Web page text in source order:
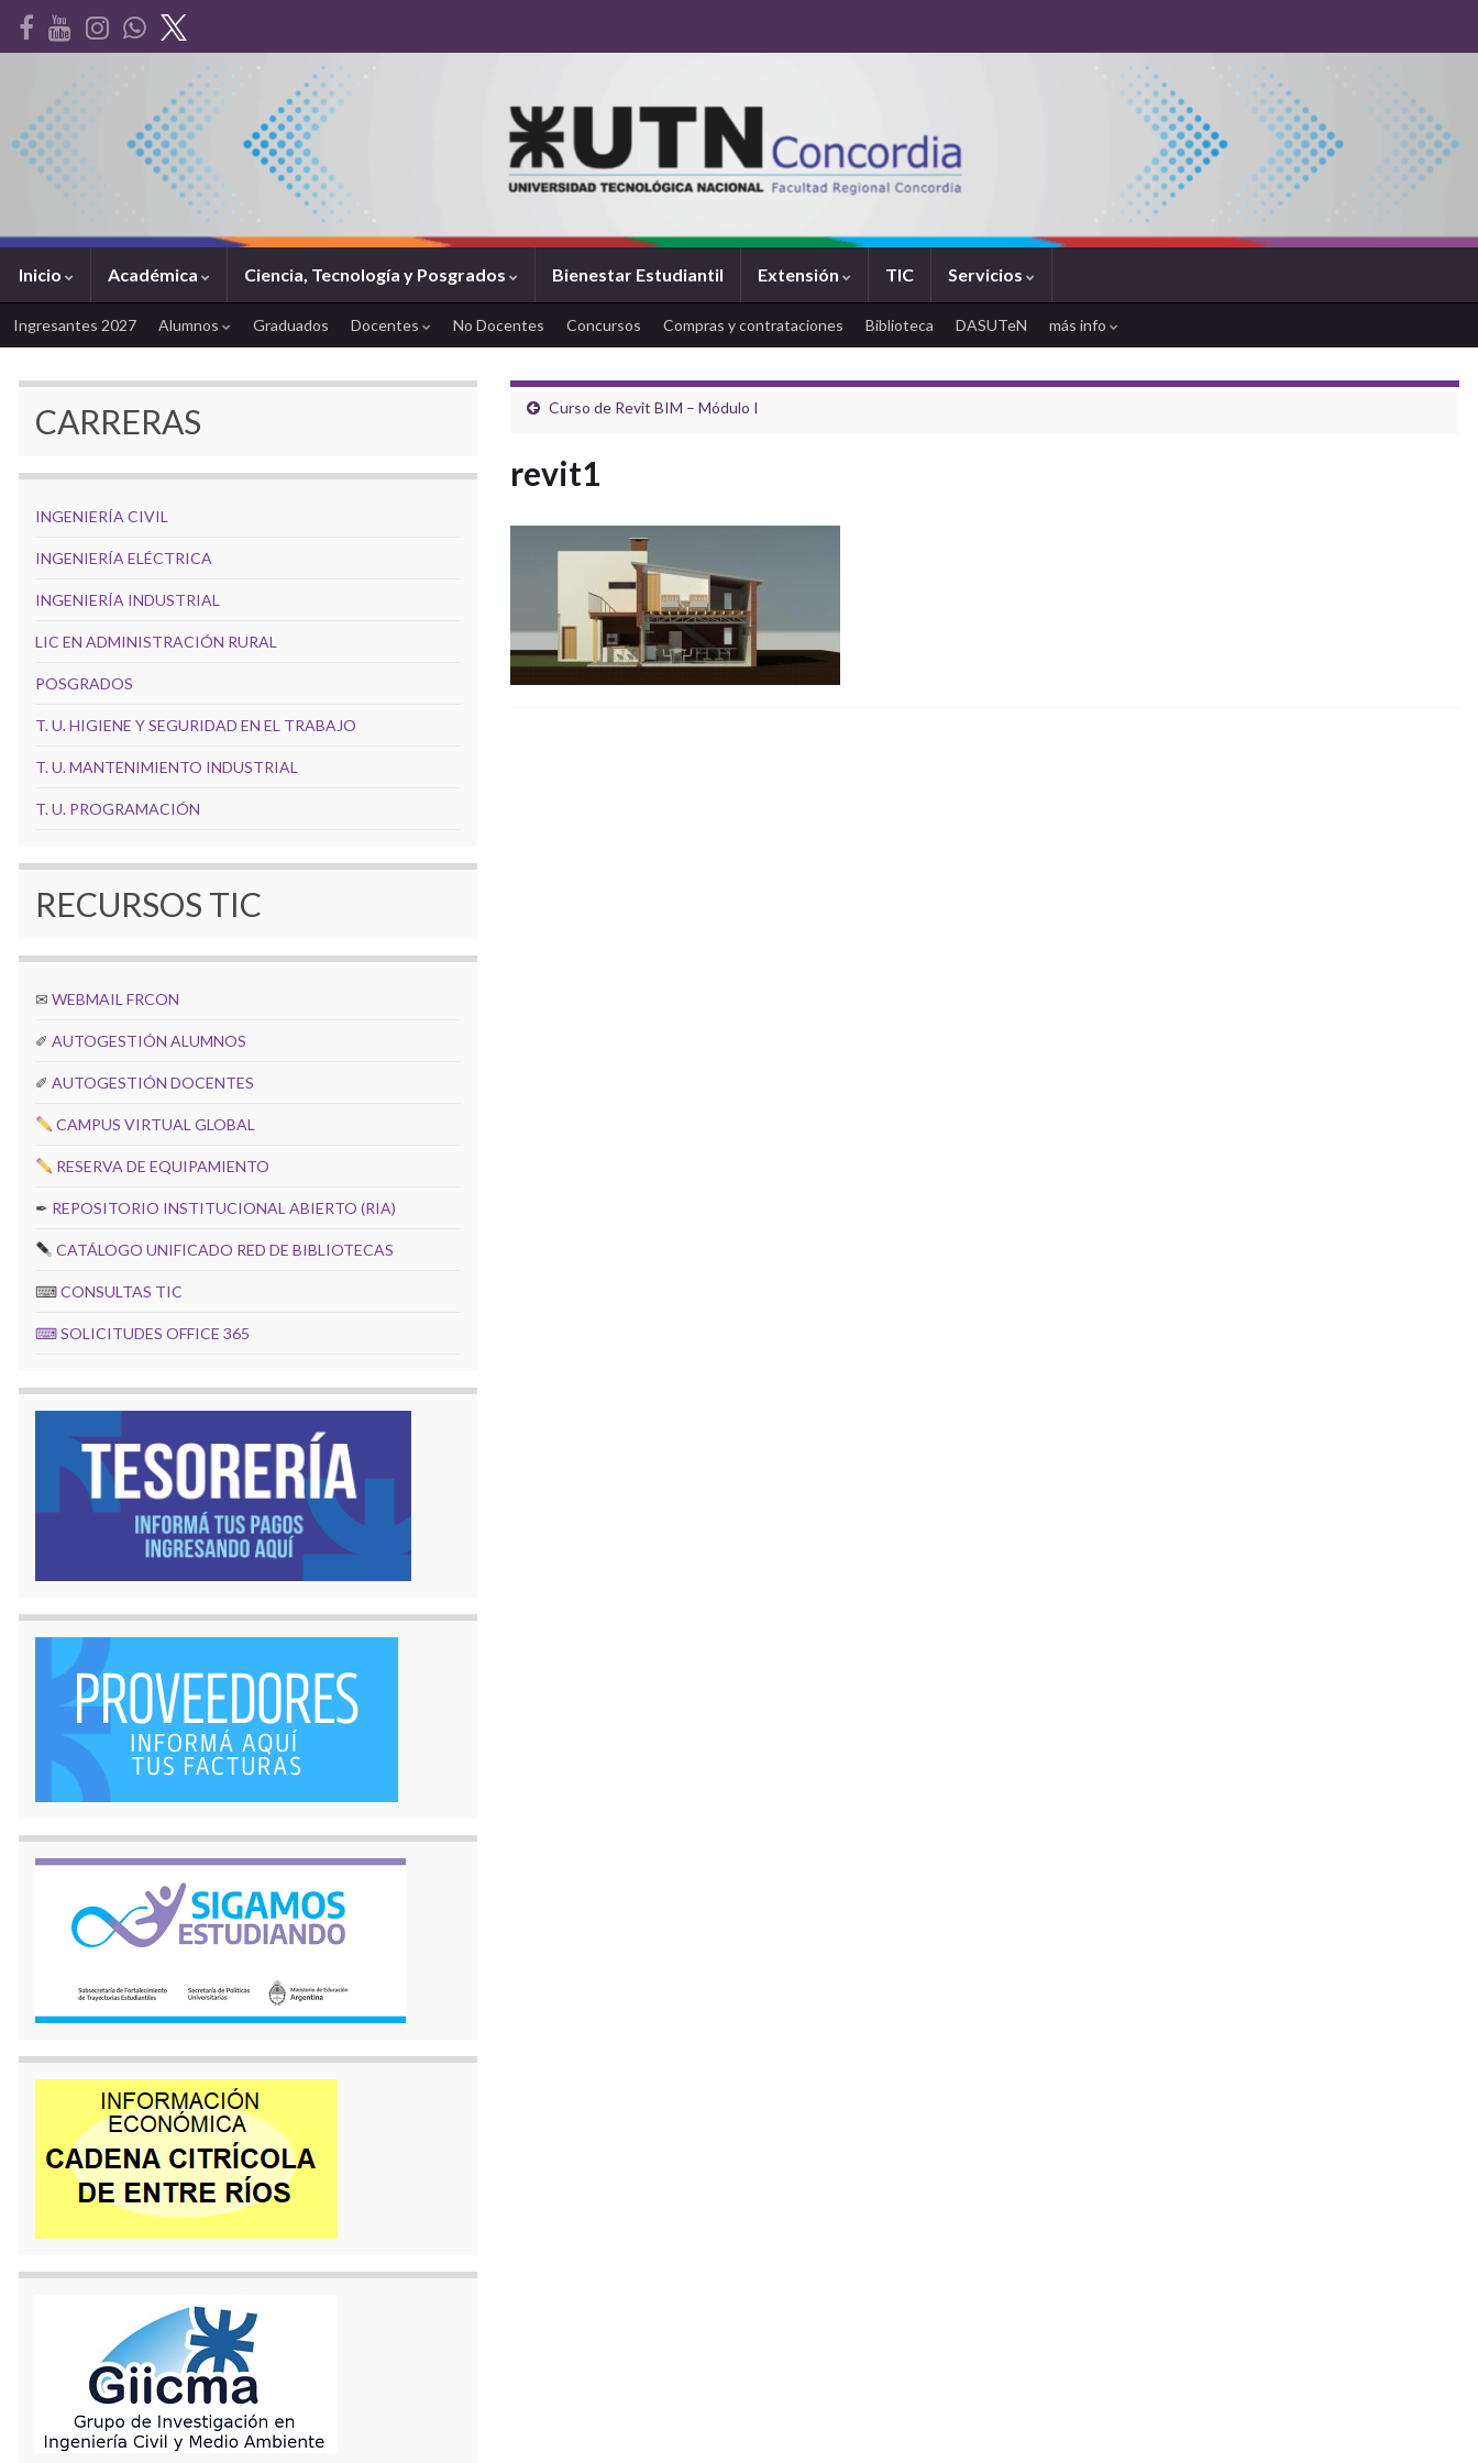
Inicio Académica Ciencia, Tecnología y Posgrados Bienestar Estudiantil Extensión TIC Servicios
Ingresantes 2027 Alumnos Graduados Docentes No Docentes Concursos Compras y contrataciones Biblioteca DASUTeN más info
Curso de Revit BIM – Módulo I
revit1
CARRERAS
INGENIERÍA CIVIL
INGENIERÍA ELÉCTRICA
INGENIERÍA INDUSTRIAL
LIC EN ADMINISTRACIÓN RURAL
POSGRADOS
T. U. HIGIENE Y SEGURIDAD EN EL TRABAJO
T. U. MANTENIMIENTO INDUSTRIAL
T. U. PROGRAMACIÓN
RECURSOS TIC
✉ WEBMAIL FRCON
✐ AUTOGESTIÓN ALUMNOS
✐ AUTOGESTIÓN DOCENTES
CAMPUS VIRTUAL GLOBAL
RESERVA DE EQUIPAMIENTO
✒ REPOSITORIO INSTITUCIONAL ABIERTO (RIA)
CATÁLOGO UNIFICADO RED DE BIBLIOTECAS
⌨CONSULTAS TIC
⌨SOLICITUDES OFFICE 365